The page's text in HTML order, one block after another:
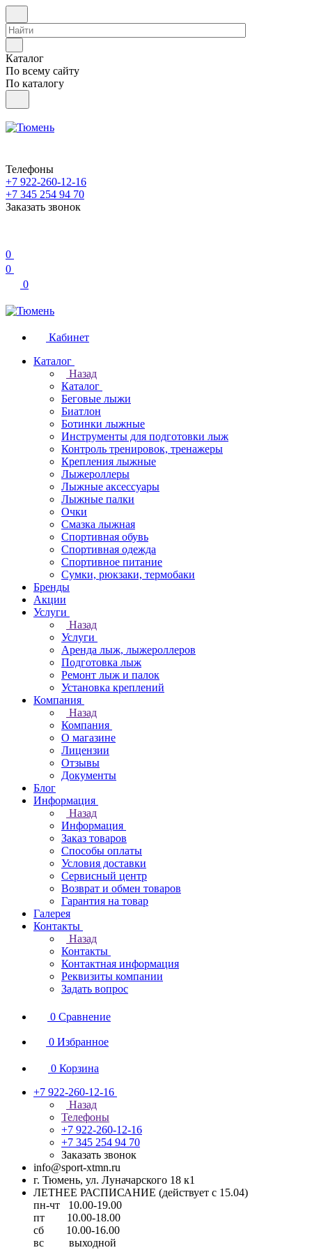
Каталог
По всему сайту
По каталогу
Телефоны
+7 922-260-12-16
+7 345 254 94 70
Заказать звонок
0
0
0
Кабинет
Каталог
Назад
Каталог
Беговые лыжи
Биатлон
Ботинки лыжные
Инструменты для подготовки лыж
Контроль тренировок, тренажеры
Крепления лыжные
Лыжероллеры
Лыжные аксессуары
Лыжные палки
Очки
Смазка лыжная
Спортивная обувь
Спортивная одежда
Спортивное питание
Сумки, рюкзаки, термобаки
Бренды
Акции
Услуги
Назад
Услуги
Аренда лыж, лыжероллеров
Подготовка лыж
Ремонт лыж и палок
Установка креплений
Компания
Назад
Компания
О магазине
Лицензии
Отзывы
Документы
Блог
Информация
Назад
Информация
Заказ товаров
Способы оплаты
Условия доставки
Сервисный центр
Возврат и обмен товаров
Гарантия на товар
Галерея
Контакты
Назад
Контакты
Контактная информация
Реквизиты компании
Задать вопрос
0 Сравнение
0 Избранное
0 Корзина
+7 922-260-12-16
Назад
Телефоны
+7 922-260-12-16
+7 345 254 94 70
Заказать звонок
info@sport-xtmn.ru
г. Тюмень, ул. Луначарского 18 к1
ЛЕТНЕЕ РАСПИСАНИЕ (действует с 15.04)
пн-чт 10.00-19.00
пт 10.00-18.00
сб 10.00-16.00
вс выходной